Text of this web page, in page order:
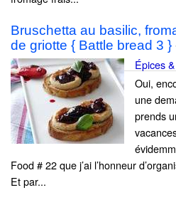
Bruschetta au basilic,
de griotte { Battle bread 3 }
Épices
Oui,
une
prends
Food # 22 que j’ai l’honneur
Et par...